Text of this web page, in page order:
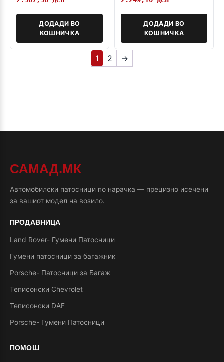
ДОДАДИ ВО
КОШНИЧКА
ДОДАДИ ВО
КОШНИЧКА
1 2 →
САМАД.МК
Автомобилски патосници по нарачка — прецизно исечени
за вашиот модел на возило.
ПРОДАВНИЦА
Land Rover- Гумени Патосници
Гумени патосници за багажник
Porsche- Патосници за Багаж
Теписонски Chevrolet
Теписонски DAF
Porsche- Гумени Патосници
ПОМОШ